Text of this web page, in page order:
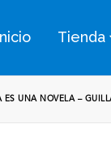
Tienda
ES UNA NOVELA –